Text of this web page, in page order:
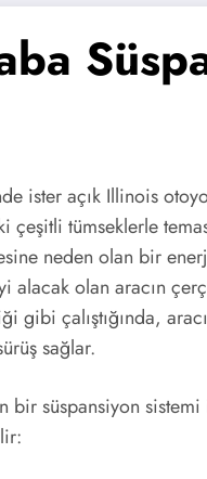
ister açık Illinois
çeşitli tümseklerle
neden olan bir
alacak olan aracın
çalıştığında,
sağlar.
bir süspansiyon